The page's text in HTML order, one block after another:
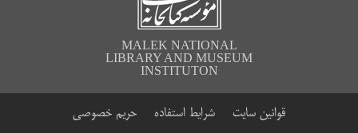
MALEK NATIONAL
LIBRARY AND MUSEUM
INSTITUTON
قوانین سایت شرایط استفاده حریم خصوصی